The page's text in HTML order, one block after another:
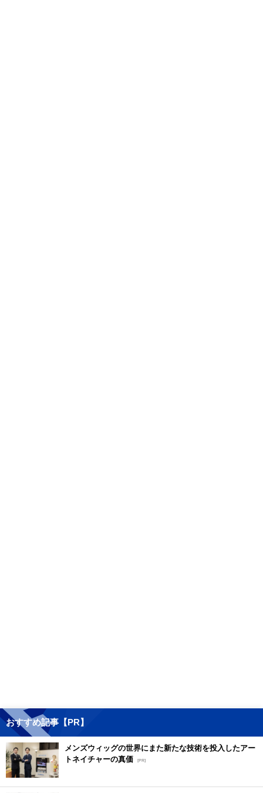
おすすめ記事【PR】
メンズウィッグの世界にまた新たな技術を投入したアー
トネイチャーの真価 [PR]